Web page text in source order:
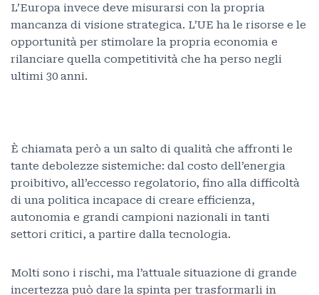
L’Europa invece deve misurarsi con la propria
mancanza di visione strategica. L’UE ha le risorse e le
opportunità per stimolare la propria economia e
rilanciare quella competitività che ha perso negli
ultimi 30 anni.
È chiamata però a un salto di qualità che affronti le
tante debolezze sistemiche: dal costo dell’energia
proibitivo, all’eccesso regolatorio, fino alla difficoltà
di una politica incapace di creare efficienza,
autonomia e grandi campioni nazionali in tanti
settori critici, a partire dalla tecnologia.
Molti sono i rischi, ma l’attuale situazione di grande
incertezza può dare la spinta per trasformarli in